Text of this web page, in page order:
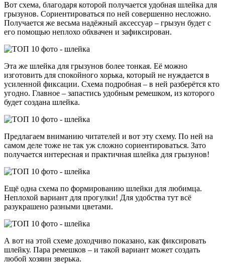
Вот схема, благодаря которой получается удобная шлейка для
грызунов. Сориентироваться по ней совершенно несложно.
Получается же весьма надёжный аксессуар – грызун будет с
его помощью неплохо обхвачен и зафиксирован.
Эта же шлейка для грызунов более тонкая. Её можно
изготовить для спокойного хорька, который не нуждается в
усиленной фиксации. Схема подробная – в ней разберётся кто
угодно. Главное – запастись удобным ремешком, из которого
будет создана шлейка.
Предлагаем вниманию читателей и вот эту схему. По ней на
самом деле тоже не так уж сложно сориентироваться. Зато
получается интересная и практичная шлейка для грызунов!
Ещё одна схема по формированию шлейки для любимца.
Неплохой вариант для прогулки! Для удобства тут всё
разукрашено разными цветами.
А вот на этой схеме доходчиво показано, как фиксировать
шлейку. Пара ремешков – и такой вариант может создать
любой хозяин зверька.